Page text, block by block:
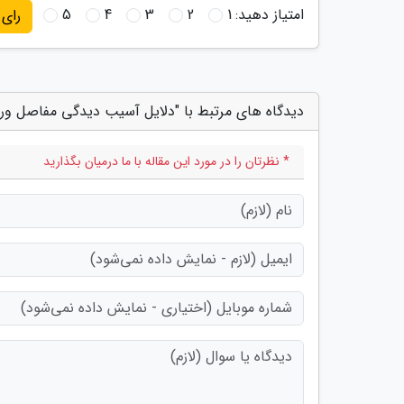
امتیاز دهید:1
2
3
4
5 رای
دیدگاه های مرتبط با "دلایل آسیب دیدگی مفاصل
* نظرتان را در مورد این مقاله با ما درمیان بگذارید